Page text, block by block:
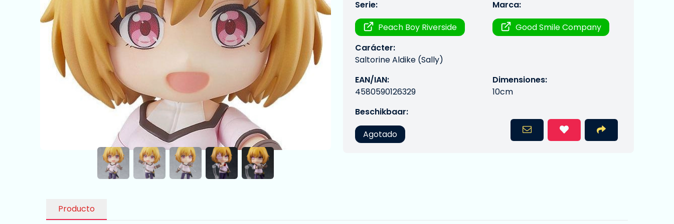
Serie:
Peach Boy Riverside
Marca:
Good Smile Company
Carácter:
Saltorine Aldike (Sally)
EAN/IAN:
4580590126329
Dimensiones:
10cm
Beschikbaar:
Agotado
Producto